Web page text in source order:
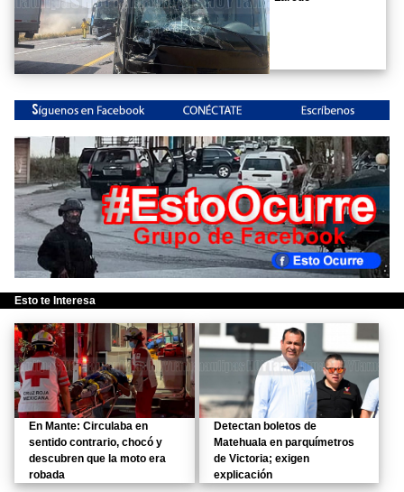
Esto te Interesa
En Mante: Circulaba en
sentido contrario, chocó y
descubren que la moto era
robada
Detectan boletos de
Matehuala en parquímetros
de Victoria; exigen
explicación